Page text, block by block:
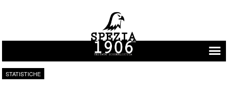
Vai al contenuto
STATISTICHE